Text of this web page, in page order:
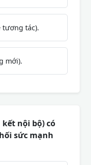
tương tác).
mới).
nội bộ) có
sức mạnh